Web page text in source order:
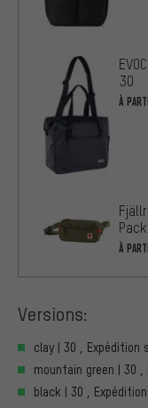
30
À
Pack
À
Versions:
clay | 30 , Expédition
mountain green | 30
black | 30 ,